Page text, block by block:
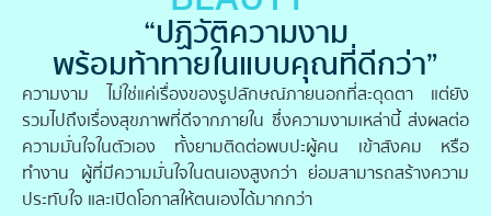
“ปฏิวัติความงาม
พร้อมท้าทายในแบบคุณที่ดีกว่า”
ความงาม ไม่ใช่แค่เรื่องของรูปลักษณ์ภายนอกที่สะดุดตา แต่ยัง
รวมไปถึงเรื่องสุขภาพที่ดีจากภายใน ซึ่งความงามเหล่านี้ ส่งผลต่อ
ความมั่นใจในตัวเอง ทั้งยามติดต่อพบปะผู้คน เข้าสังคม หรือ
ทำงาน ผู้ที่มีความมั่นใจในตนเองสูงกว่า ย่อมสามารถสร้างความ
ประทับใจ และเปิดโอกาสให้ตนเองได้มากกว่า